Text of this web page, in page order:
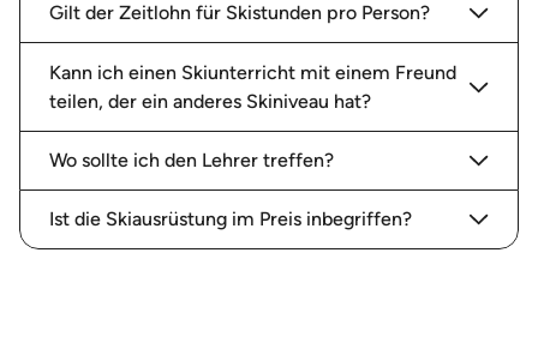
Gilt der Zeitlohn für Skistunden pro Person?
Kann ich einen Skiunterricht mit einem Freund
teilen, der ein anderes Skiniveau hat?
Wo sollte ich den Lehrer treffen?
Ist die Skiausrüstung im Preis inbegriffen?